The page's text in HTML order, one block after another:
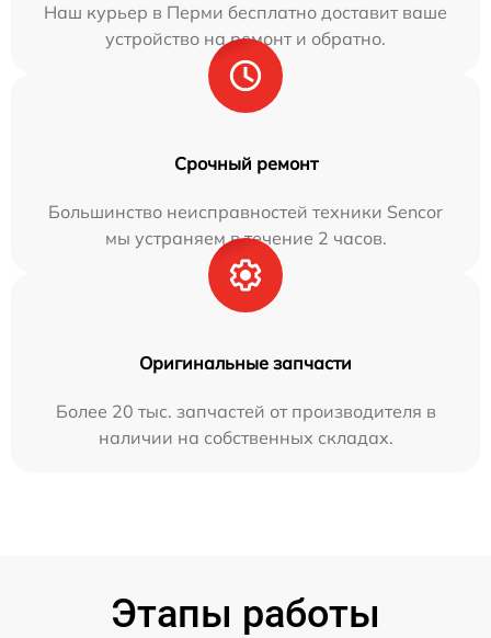
Наш курьер в Перми бесплатно доставит ваше
устройство на ремонт и обратно.
Срочный ремонт
Большинство неисправностей техники Sencor
мы устраняем в течение 2 часов.
Оригинальные запчасти
Более 20 тыс. запчастей от производителя в
наличии на собственных складах.
Этапы работы